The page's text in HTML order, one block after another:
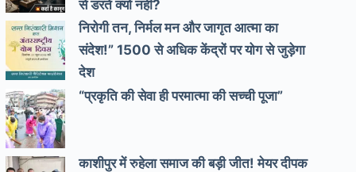
से डरते क्यों नहीं?
निरोगी तन, निर्मल मन और जागृत आत्मा का
संदेश!” 1500 से अधिक केंद्रों पर योग से जुड़ेगा
देश
“प्रकृति की सेवा ही परमात्मा की सच्ची पूजा”
काशीपुर में रुहेला समाज की बड़ी जीत! मेयर दीपक